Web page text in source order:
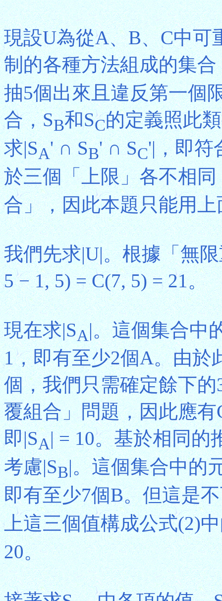
現設U為從A、B、C中可
制的各種方法組成的集合
抽5個出來且違反第一個
合，SB和SC的定義照此
求|SA' ∩ SB' ∩ SC'|，即符
於三個「上限」各不相同
合」，因此本題只能用
我們先求|U|。根據「無
5 − 1, 5) = C(7, 5) = 21。
現在求|SA|。這個集合中
1，即有至少2個A。由於
個，我們只需確定餘下
覆組合」問題，因此應有
即|SA| = 10。基於相同的
考慮|SB|。這個集合中的
即有至少7個B。但這是
上這三個值構成公式(2)
20。